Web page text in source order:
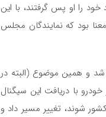
را او پس گرفتند، با این
بود که نمایندگان مجلس
شد و همین موضوع (البته در
با دریافت این سیگنال
شوند، تغییر مسیر داد و